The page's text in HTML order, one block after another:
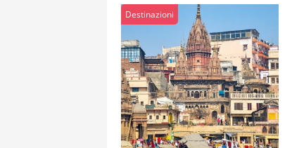
Destinazioni